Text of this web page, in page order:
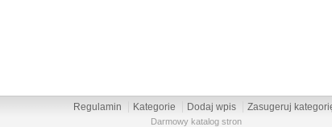
Regulamin Kategorie Dodaj wpis Zasugeruj
Darmowy katalog stron